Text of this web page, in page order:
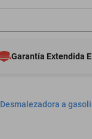
Garantía Extendida
Desmalezadora a